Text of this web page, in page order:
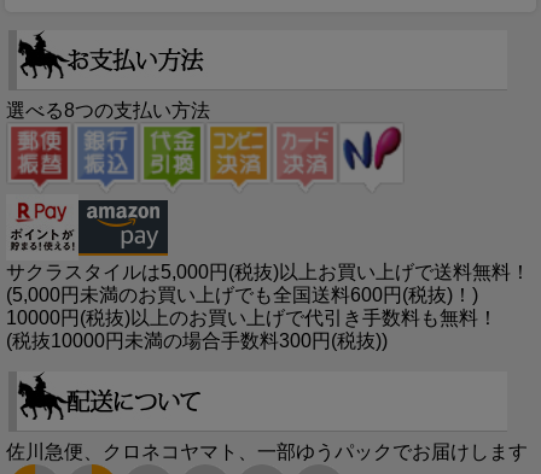
選べる8つの支払い方法
サクラスタイルは5,000円(税抜)以上お買い上げで送料無料！
(5,000円未満のお買い上げでも全国送料600円(税抜)！)
10000円(税抜)以上のお買い上げで代引き手数料も無料！
(税抜10000円未満の場合手数料300円(税抜))
佐川急便、クロネコヤマト、一部ゆうパックでお届けします